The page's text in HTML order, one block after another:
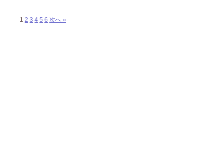
1 2 3 4 5 6 次へ »